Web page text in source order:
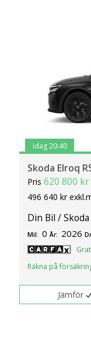
idag 20:40
Skoda Elroq
Pris620 800 kr
496 640 kr
Din Bil /
Mil: 0 År: 2026
Räkna på
Jämför